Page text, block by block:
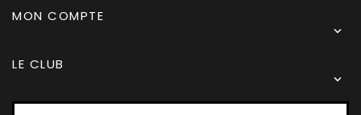
MON COMPTE

LE CLUB
